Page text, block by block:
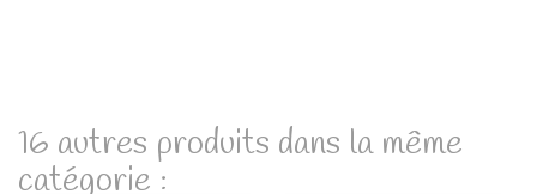
16 autres produits dans la même
catégorie :